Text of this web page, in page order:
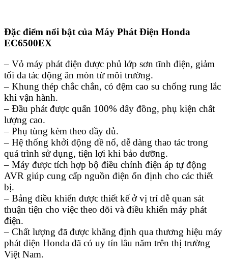
Đặc điểm nổi bật của Máy Phát Điện Honda
EC6500EX
– Vỏ máy phát điện được phủ lớp sơn tĩnh điện, giảm
tối đa tác động ăn mòn từ môi trường.
– Khung thép chắc chắn, có đệm cao su chống rung lắc
khi vận hành.
– Đầu phát được quấn 100% dây đồng, phụ kiện chất
lượng cao.
– Phụ tùng kèm theo đầy đủ.
– Hệ thống khởi động đề nổ, dễ dàng thao tác trong
quá trình sử dụng, tiện lợi khi bảo dưỡng.
– Máy được tích hợp bộ điều chỉnh điện áp tự động
AVR giúp cung cấp nguồn điện ổn định cho các thiết
bị.
– Bảng điều khiển được thiết kế ở vị trí dễ quan sát
thuận tiện cho việc theo dõi và điều khiển máy phát
điện.
– Chất lượng đã được khẳng định qua thương hiệu máy
phát điện Honda đã có uy tín lâu năm trên thị trường
Việt Nam.